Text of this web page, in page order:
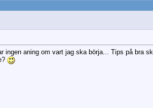
ingen aning om vart jag ska börja... Tips på bra